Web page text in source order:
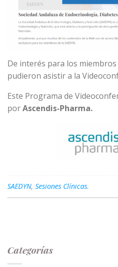
De interés para los miembros
pudieron asistir a la
Este Programa de
porAscendis-Pharma.
SAEDYN, Sesiones Clínicas.
Categorías